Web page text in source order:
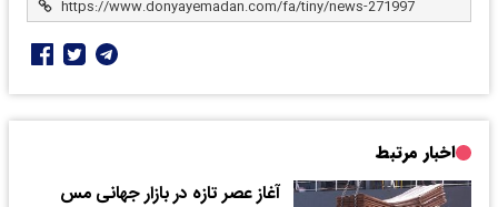
اخبار مرتبط
آغاز عصر تازه در بازار جهانی مس